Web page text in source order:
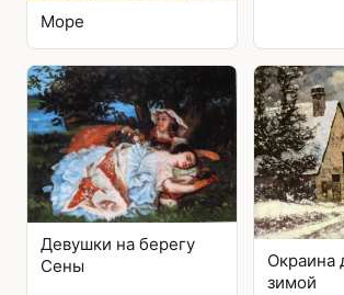
Море
Девушки на берегу
Сены
Окраина
зимой